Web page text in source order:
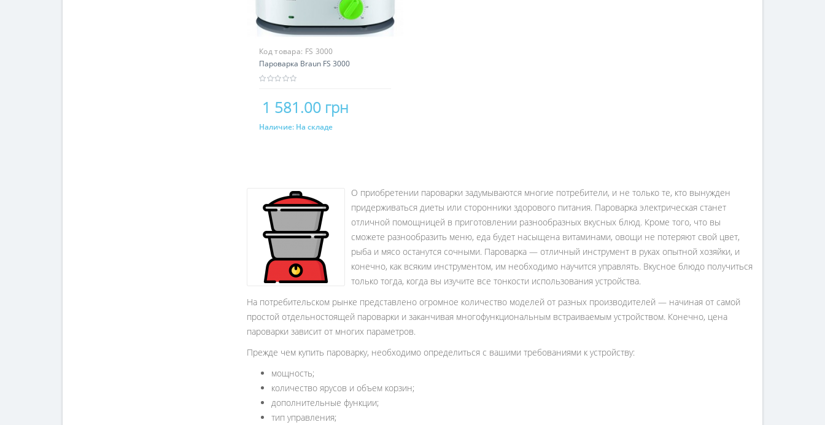
Код товара: FS 3000
Пароварка Braun FS 3000
1 581.00 грн
Купить
Наличие: На складе
О приобретении пароварки задумываются многие потребители, и не только те, кто вынужден
придерживаться диеты или сторонники здорового питания. Пароварка электрическая станет
отличной помощницей в приготовлении разнообразных вкусных блюд. Кроме того, что вы
сможете разнообразить меню, еда будет насыщена витаминами, овощи не потеряют свой цвет,
рыба и мясо останутся сочными. Пароварка — отличный инструмент в руках опытной хозяйки, и
конечно, как всяким инструментом, им необходимо научится управлять. Вкусное блюдо получиться
только тогда, когда вы изучите все тонкости использования устройства.
На потребительском рынке представлено огромное количество моделей от разных производителей — начиная от самой
простой отдельностоящей пароварки и заканчивая многофункциональным встраиваемым устройством. Конечно, цена
пароварки зависит от многих параметров.
Прежде чем купить пароварку, необходимо определиться с вашими требованиями к устройству:
мощность;
количество ярусов и объем корзин;
дополнительные функции;
тип управления;